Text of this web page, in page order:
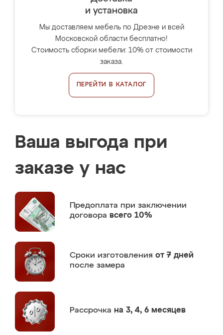
и установка
Мы доставляем мебель по Дрезне и всей
Московской области бесплатно!
Стоимость сборки мебели: 10% от стоимости
заказа.
ПЕРЕЙТИ В КАТАЛОГ
Ваша выгода при
заказе у нас
Предоплата при заключении
договора всего 10%
Сроки изготовления от 7 дней
после замера
Рассрочка на 3, 4, 6 месяцев